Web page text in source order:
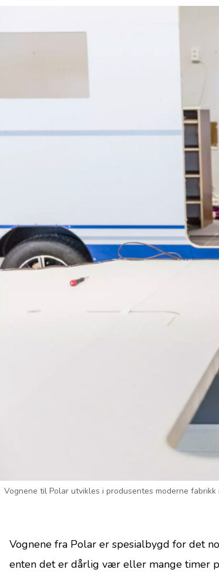
Vognene til Polar utvikles i produsentes moderne
Vognene fra Polar er spesialbygd for det
enten det er dårlig vær eller mange timer